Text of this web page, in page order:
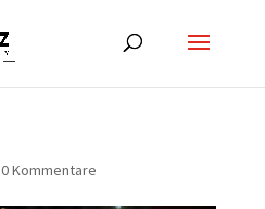
0 Kommentare